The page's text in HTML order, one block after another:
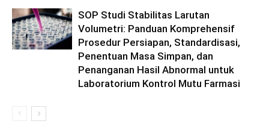
SOP Studi Stabilitas Larutan
Volumetri: Panduan Komprehensif
Prosedur Persiapan, Standardisasi,
Penentuan Masa Simpan, dan
Penanganan Hasil Abnormal untuk
Laboratorium Kontrol Mutu Farmasi